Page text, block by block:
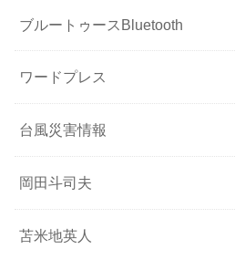
ブルートゥースBluetooth
ワードプレス
台風災害情報
岡田斗司夫
苫米地英人